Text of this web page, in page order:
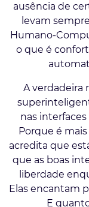
ausência de
levam
Humano-
o que é
A verdadeira
nas
Porque é
acredita que
que as boas
liberdade
Elas encantam
E